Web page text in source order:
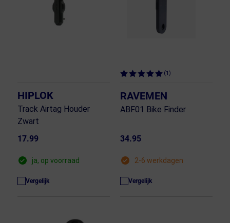
HIPLOK
Track Airtag Houder
Zwart
17.99
ja, op voorraad
Vergelijk
(1)
RAVEMEN
ABF01 Bike Finder
34.95
2-6 werkdagen
Vergelijk